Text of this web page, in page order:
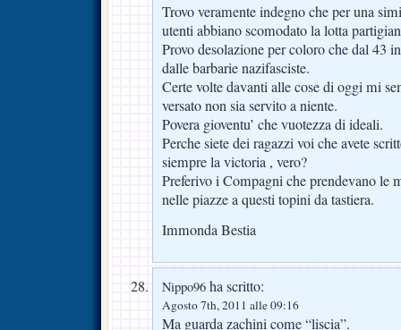
Trovo veramente indegno che per una
utenti abbiano scomodato la lotta
Provo desolazione per coloro che dal 43
dalle barbarie nazifasciste.
Certe volte davanti alle cose di oggi mi
versato non sia servito a niente.
Povera gioventu’ che vuotezza di ideali.
Perche siete dei ragazzi voi che avete
siempre la victoria , vero?
Preferivo i Compagni che prendevano le
nelle piazze a questi topini da tastiera.
Immonda Bestia
Nippo96 ha scritto:
Agosto 7th, 2011 alle 09:16
Ma guarda zachini come “liscia”.